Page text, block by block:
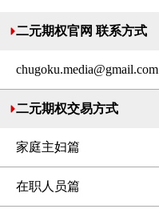
二元期权官网 联系方式
chugoku.media@gmail.com
二元期权交易方式
家庭主妇篇
在职人员篇